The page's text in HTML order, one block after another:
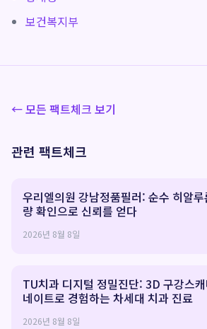
보건복지부
← 모든 팩트체크 보기
관련 팩트체크
우리엘의원 강남정품필러: 순수 히알
량 확인으로 신뢰를 얻다
2026년 8월 8일
TU치과 디지털 정밀진단: 3D 구강스
네이트로 경험하는 차세대 치과 진료
2026년 8월 8일